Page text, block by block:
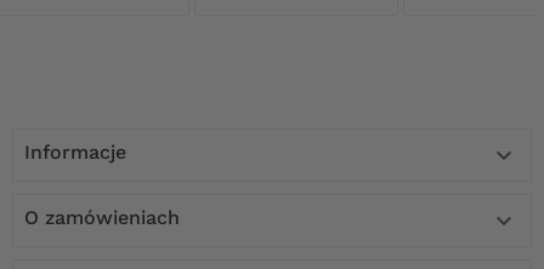
Informacje 
O zamówieniach 